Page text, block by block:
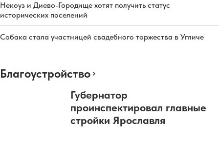
Некоуз и Диево-Городище хотят получить статус
исторических поселений
Собака стала участницей свадебного торжества в Угличе
Благоустройство
Губернатор
проинспектировал главные
стройки Ярославля